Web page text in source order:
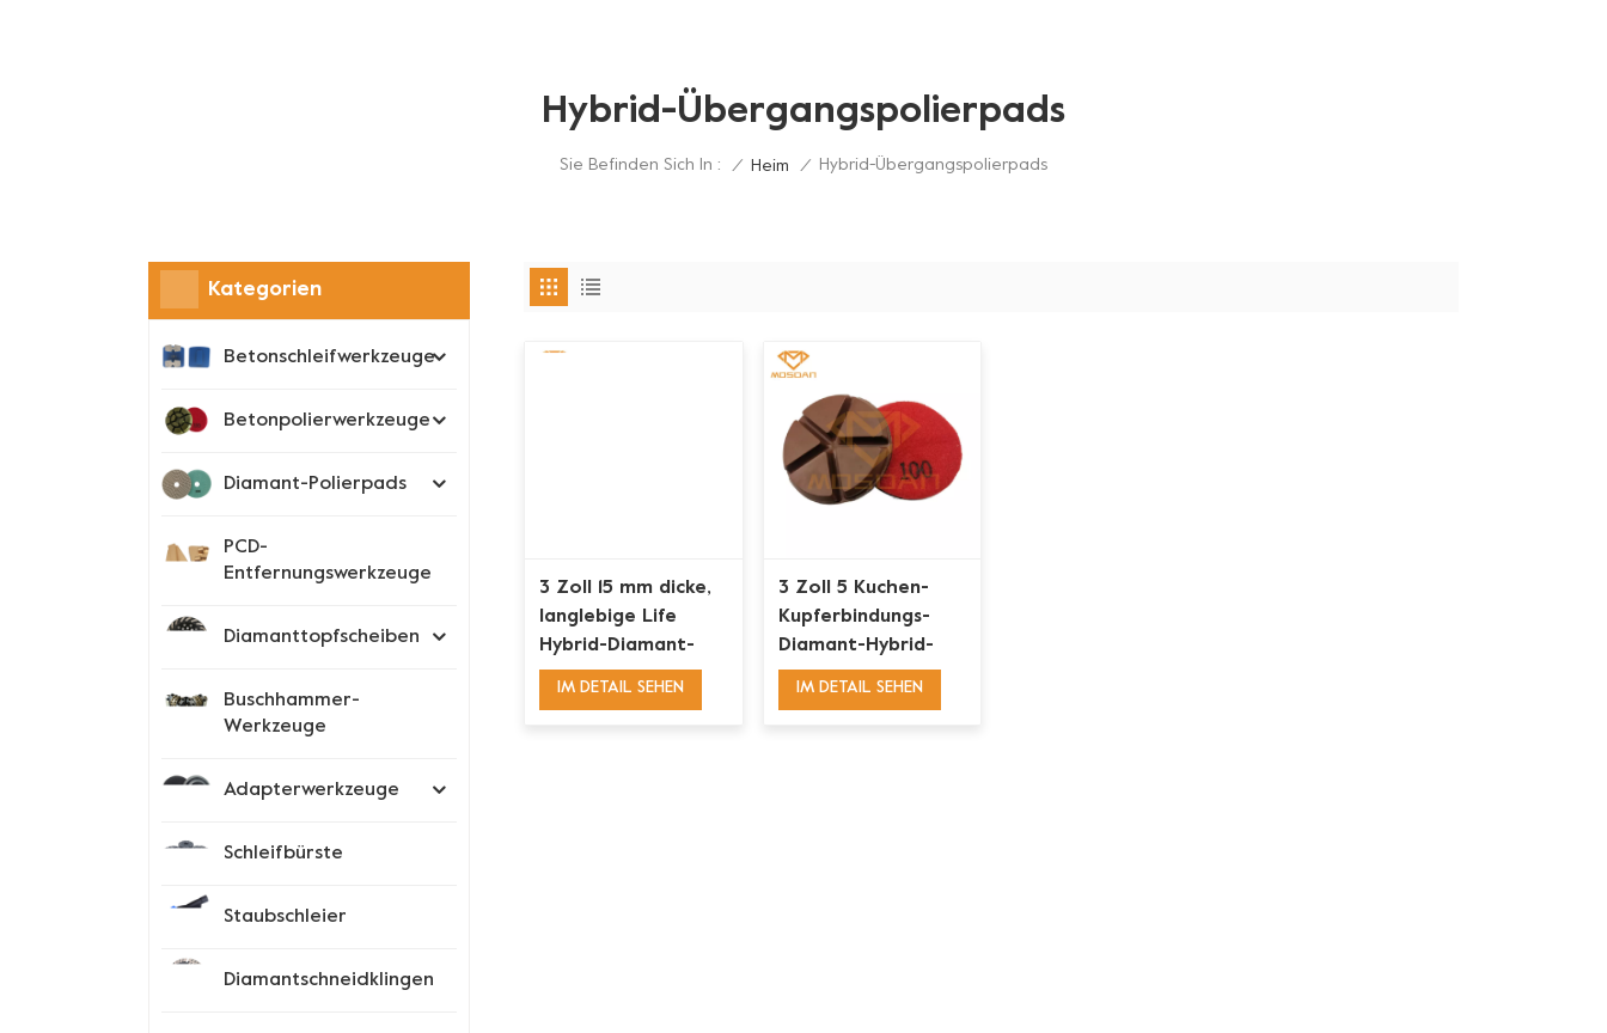
Hybrid-Übergangspolierpads
Sie Befinden Sich In : / Heim / Hybrid-Übergangspolierpads
3 Zoll 15 mm dicke,
langlebige Life
Hybrid-Diamant-
Bodenpolierscheiben
IM DETAIL SEHEN
3 Zoll 5 Kuchen-
Kupferbindungs-
Diamant-Hybrid-
Polierscheiben für
IM DETAIL SEHEN
Kategorien
Betonschleifwerkzeuge
Betonpolierwerkzeuge
Diamant-Polierpads
PCD-
Entfernungswerkzeuge
Diamanttopfscheiben
Buschhammer-
Werkzeuge
Adapterwerkzeuge
Schleifbürste
Staubschleier
Diamantschneidklingen